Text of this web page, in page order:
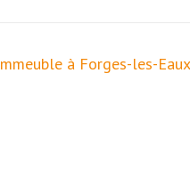
à Forges-les-